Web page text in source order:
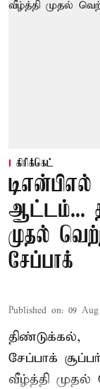
கிரிக்கெட்
ஆட்டம்...
முதல்
சேப்பாக்
Published on: 09
திண்டுக்கல்,
சேப்பாக்
வீழ்த்தி முதல்